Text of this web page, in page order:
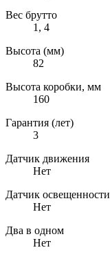
Вес брутто
1, 4
Высота (мм)
82
Высота коробки, мм
160
Гарантия (лет)
3
Датчик движения
Нет
Датчик освещенности
Нет
Два в одном
Нет